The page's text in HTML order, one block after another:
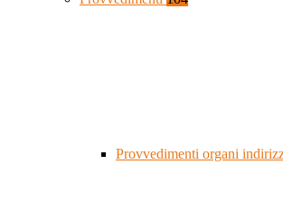
Provvedimenti organi